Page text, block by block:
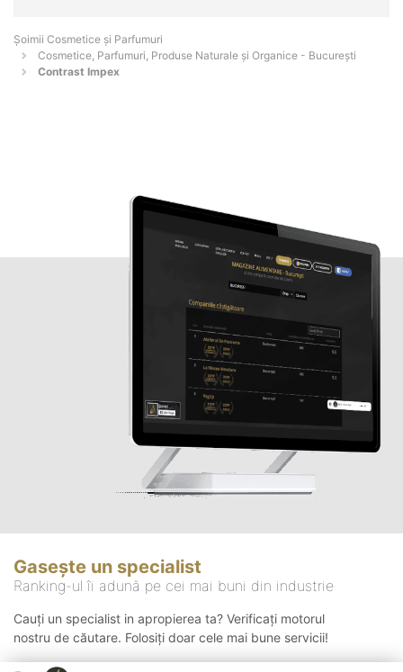
Șoimii Cosmetice și Parfumuri
Cosmetice, Parfumuri, Produse Naturale și Organice - Bucureşti
Contrast Impex
Gasește un specialist
Ranking-ul îi adună pe cei mai buni din industrie
Cauți un specialist in apropierea ta? Verificați motorul
nostru de căutare. Folosiți doar cele mai bune servicii!